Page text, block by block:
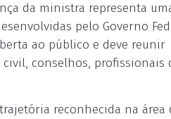
da ministra representa
pelo Governo
ao público e deve reunir
conselhos, profissionais
reconhecida na área